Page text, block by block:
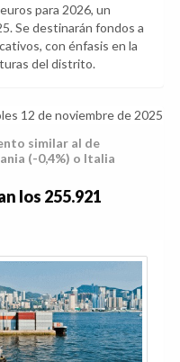
para 2026, un
Se destinarán fondos a
con énfasis en la
del distrito.
12 de noviembre de 2025
similar al de
(-0,4%) o Italia
los 255.921